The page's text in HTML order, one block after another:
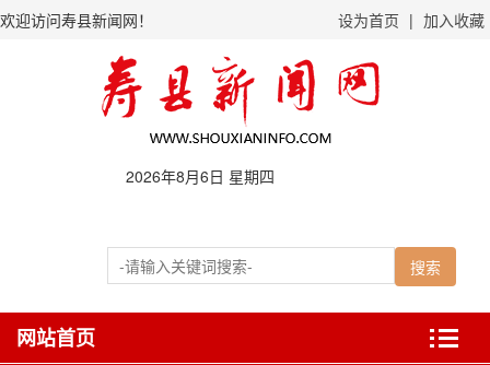
设为首页 | 加入收藏
欢迎访问寿县新闻网！
2026年8月6日 星期四
网站首页